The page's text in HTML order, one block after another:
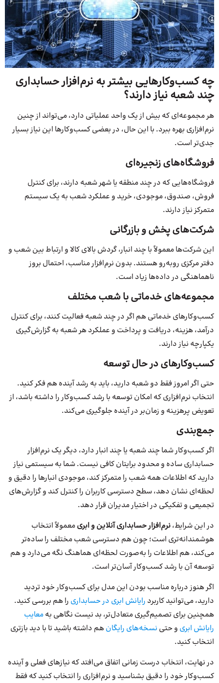
چه کسب‌وکارهایی بیشتر به نرم‌افزار حسابداری
چند شعبه نیاز دارند؟
هر مجموعه‌ای که بیش از یک واحد عملیاتی دارد، می‌تواند از چنین
نرم‌افزاری بهره ببرد. با این حال، در بعضی کسب‌وکارها این نیاز بسیار
جدی‌تر است.
فروشگاه‌های زنجیره‌ای
فروشگاه‌هایی که در چند منطقه یا شهر شعبه دارند، برای کنترل
فروش، صندوق، موجودی، خرید و عملکرد شعب به یک سیستم
متمرکز نیاز دارند.
شرکت‌های پخش و بازرگانی
این شرکت‌ها معمولاً با چند انبار، گردش بالای کالا و ارتباط بین شعب و
دفتر مرکزی روبه‌رو هستند. بدون نرم‌افزار مناسب، احتمال بروز
ناهماهنگی در داده‌ها زیاد است.
مجموعه‌های خدماتی با شعب مختلف
کسب‌وکارهای خدماتی هم اگر در چند شعبه فعالیت کنند، برای کنترل
درآمد، هزینه، دریافت و پرداخت و عملکرد هر شعبه به گزارش‌گیری
یکپارچه نیاز دارند.
کسب‌وکارهای در حال توسعه
حتی اگر امروز فقط دو شعبه دارید، باید به رشد آینده هم فکر کنید.
انتخاب نرم‌افزاری که امکان توسعه با رشد کسب‌وکار را داشته باشد، از
تعویض پرهزینه و زمان‌بر در آینده جلوگیری می‌کند.
جمع‌بندی
اگر کسب‌وکار شما چند شعبه یا چند انبار دارد، دیگر یک نرم‌افزار
حسابداری ساده و محدود برایتان کافی نیست. شما به سیستمی نیاز
دارید که اطلاعات همه شعب را متمرکز کند، موجودی انبارها را دقیق و
لحظه‌ای نشان دهد، سطح دسترسی کاربران را کنترل کند و گزارش‌های
تجمیعی و تفکیکی در اختیار مدیران قرار دهد.
در این شرایط،نرم‌افزار حسابداری آنلاین و ابریمعمولاً انتخاب
هوشمندانه‌تری است؛ چون هم دسترسی شعب مختلف را ساده‌تر
می‌کند، هم اطلاعات را به‌صورت لحظه‌ای هماهنگ نگه می‌دارد و هم
توسعه آن با رشد کسب‌وکار آسان‌تر است.
اگر هنوز درباره مناسب بودن این مدل برای کسب‌وکار خود تردید
دارید، می‌توانید کاربرد رایانش ابری در حسابداری را هم بررسی کنید.
همچنین برای تصمیم‌گیری متعادل‌تر، بد نیست نگاهی بهمعایب
رایانش ابری و حتی نسخه‌های رایگانهم داشته باشید تا با دید بازتری
انتخاب کنید.
در نهایت، انتخاب درست زمانی اتفاق می‌افتد که نیازهای فعلی و آینده
کسب‌وکار خود را دقیق بشناسید و نرم‌افزاری را انتخاب کنید که فقط